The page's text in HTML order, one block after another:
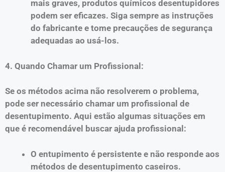
mais graves, produtos químicos desentupidores
podem ser eficazes. Siga sempre as instruções
do fabricante e tome precauções de segurança
adequadas ao usá-los.
4. Quando Chamar um Profissional:
Se os métodos acima não resolverem o problema,
pode ser necessário chamar um profissional de
desentupimento. Aqui estão algumas situações em
que é recomendável buscar ajuda profissional:
O entupimento é persistente e não responde aos
métodos de desentupimento caseiros.